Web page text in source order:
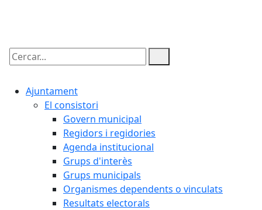
Cercar:
Ajuntament
El consistori
Govern municipal
Regidors i regidories
Agenda institucional
Grups d'interès
Grups municipals
Organismes dependents o vinculats
Resultats electorals